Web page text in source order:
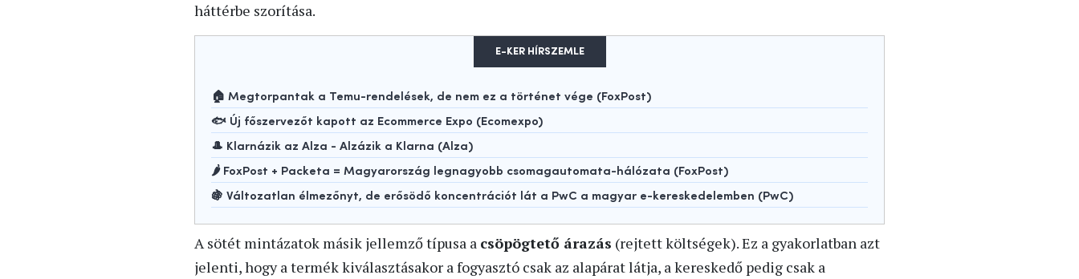
háttérbe szorítása.
E-KER HÍRSZEMLE
🏠 Megtorpantak a Temu-rendelések, de nem ez a történet vége (FoxPost)
🐟 Új főszervezőt kapott az Ecommerce Expo (Ecomexpo)
🎩 Klarnázik az Alza - Alzázik a Klarna (Alza)
🌶️ FoxPost + Packeta = Magyarország legnagyobb csomagautomata-hálózata (FoxPost)
🍇 Változatlan élmezőnyt, de erősödő koncentrációt lát a PwC a magyar e-kereskedelemben (PwC)
A sötét mintázatok másik jellemző típusa a csöpögtető árazás (rejtett költségek). Ez a gyakorlatban azt
jelenti, hogy a termék kiválasztásakor a fogyasztó csak az alapárat látja, a kereskedő pedig csak a